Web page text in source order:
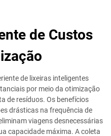
de Custos
de lixeiras inteligentes
por meio da otimização
de resíduos. Os benefícios
drásticas na frequência de
viagens desnecessárias
capacidade máxima. A coleta